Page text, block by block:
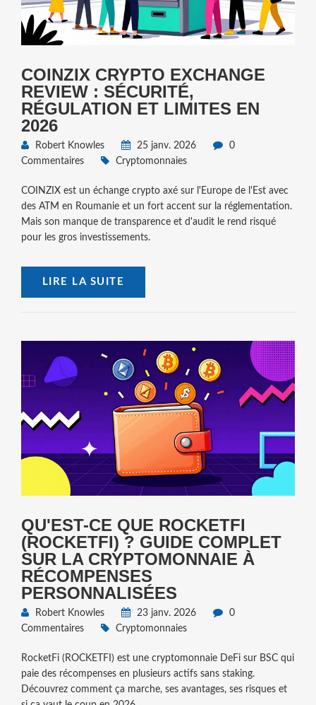
COINZIX CRYPTO EXCHANGE
REVIEW : SÉCURITÉ,
RÉGULATION ET LIMITES EN
2026
Robert Knowles 25 janv. 2026
0
Commentaires
Cryptomonnaies
COINZIX est un échange crypto axé sur l'Europe de l'Est avec
des ATM en Roumanie et un fort accent sur la réglementation.
Mais son manque de transparence et d'audit le rend risqué
pour les gros investissements.
LIRE LA SUITE
QU'EST-CE QUE ROCKETFI
(ROCKETFI) ? GUIDE COMPLET
SUR LA CRYPTOMONNAIE À
RÉCOMPENSES
PERSONNALISÉES
Robert Knowles 23 janv. 2026
0
Commentaires
Cryptomonnaies
RocketFi (ROCKETFI) est une cryptomonnaie DeFi sur BSC qui
paie des récompenses en plusieurs actifs sans staking.
Découvrez comment ça marche, ses avantages, ses risques et